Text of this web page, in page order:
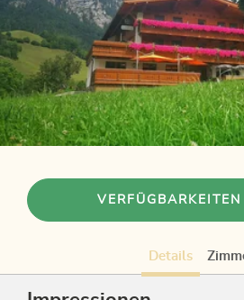
VERFÜGBARKEITEN
Details